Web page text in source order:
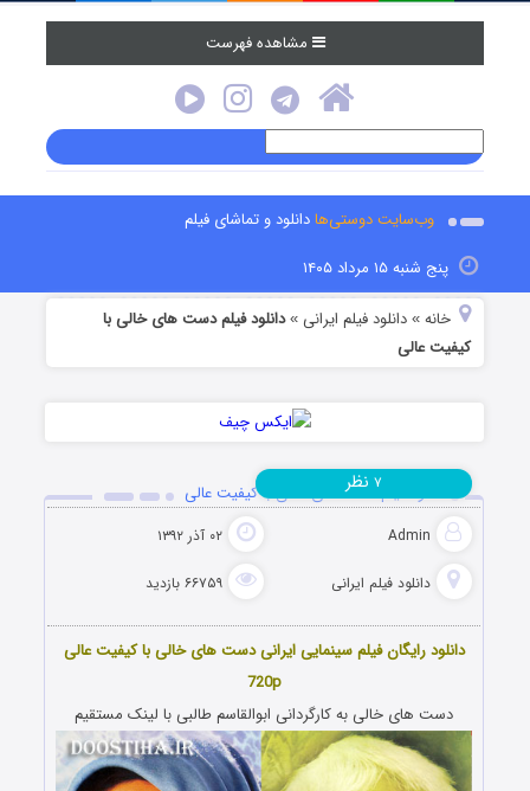
مشاهده فهرست
وب‌سایت دوستی‌هادانلود و تماشای فیلم
پنج شنبه ۱۵ مرداد ۱۴۰۵
خانه »دانلود فیلم‌ ایرانی »دانلود فیلم دست های خالی با
کیفیت عالی
دانلود فیلم دست های خالی با کیفیت عالی
Admin ۰۲ آذر ۱۳۹۲
دانلود فیلم‌ ایرانی ۶۶۷۵۹ بازدید
۷ نظر
دانلود رایگان فیلم سینمایی ایرانی دست های خالی با کیفیت عالی
720p
دست های خالی به کارگردانی ابوالقاسم طالبی با لینک مستقیم